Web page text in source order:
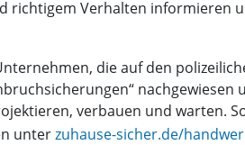
richtigem Verhalten informieren
die auf den
nachgewiesen
verbauen und warten.
unterzuhause-sicher.de/